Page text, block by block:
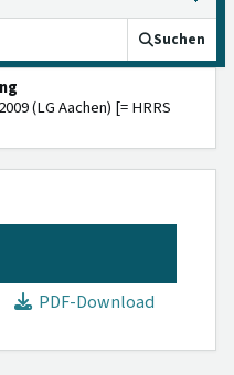
Suchen
(LG Aachen) [= HRRS
PDF-Download